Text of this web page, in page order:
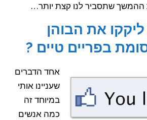
ההמשך שתסביר לנו קצת יותר…
את הבוהן
בפריים טיים ?
אחד הדברים
שעניינו אותי
במיוחד זה
כמה אנשים